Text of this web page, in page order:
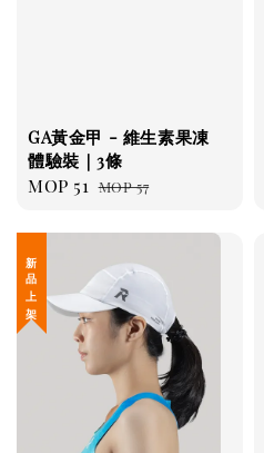
GA黃金甲 - 維生素果凍
體驗裝｜3條
Sale
MOP 51 Regular
MOP 57
新 品 上 架